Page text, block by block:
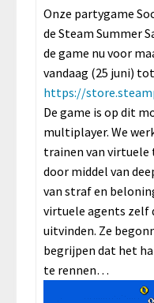
Onze partygame
de Steam Summer
de game nu voor
vandaag (25 juni)
https://
De game is op dit
multiplayer. We
trainen van virtuele
door middel van
van straf en
virtuele agents zelf
uitvinden. Ze
begrijpen dat het
te rennen…